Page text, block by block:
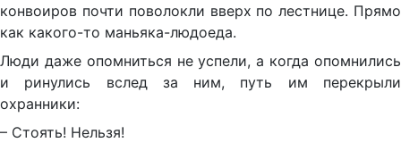
конвоиров почти поволокли вверх по лестнице. Прямо
как какого-то маньяка-людоеда.
Люди даже опомниться не успели, а когда опомнились
и ринулись вслед за ним, путь им перекрыли
охранники:
– Стоять! Нельзя!